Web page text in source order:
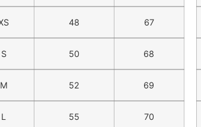
48 67
S 50 68
M 52 69
L 55 70